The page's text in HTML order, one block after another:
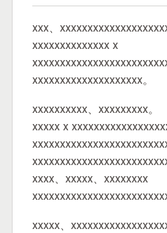
xxx、
xxxxxxxxxxxxxx x
xxxxxxxxxxxxxxxxxxxx。
xxxxxxxxxx、xxxxxxxxx。
xxxxx x
xxxx、xxxxx、xxxxxxxx
xxxxx、